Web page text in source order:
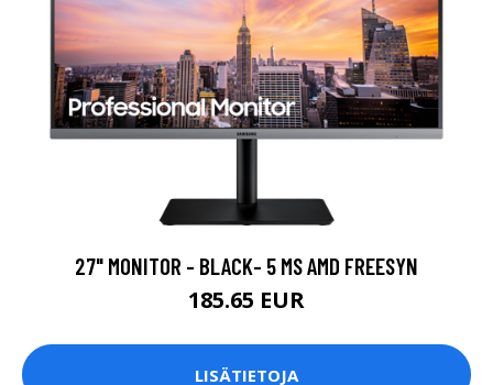
27" MONITOR - BLACK- 5 MS AMD FREESYN
185.65 EUR
LISÄTIETOJA